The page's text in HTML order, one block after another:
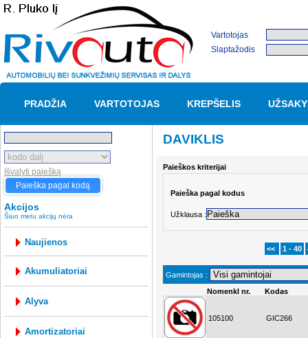
Vartotojas
Slaptažodis
PRADŽIA VARTOTOJAS KREPŠELIS
Išvalyti paiešką
Paieška pagal kodą
Akcijos
Šiuo metu akcijų nėra
Naujienos
akumuliatoriai
alyva
amortizatoriai
DAVIKLIS
Paieškos kriterijai
Paieška pagal kodus
Užklausa :
<< 1 - 40
Gamintojas :
Nomenkl nr.
Kodas
105100 GIC266